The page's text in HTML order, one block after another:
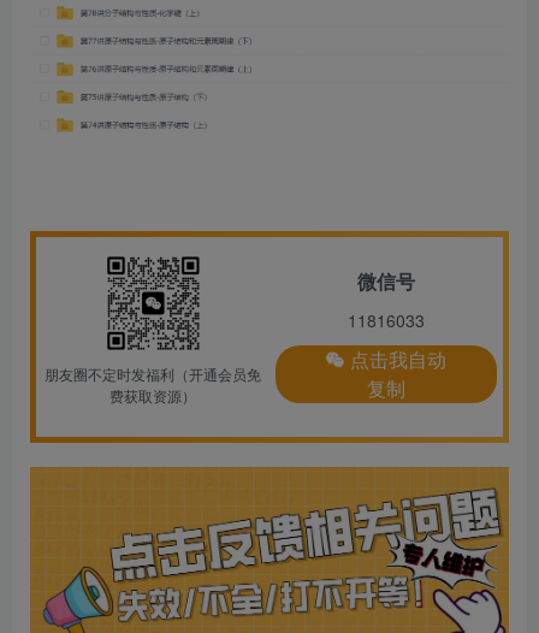
朋友圈不定时发福利（开通会员免
费获取资源）
微信号
11816033
点击我自动
复制